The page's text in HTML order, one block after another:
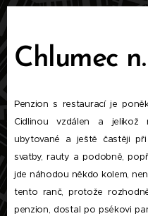
Chlumec
Penzion s restaurací je
Cidlinou vzdálen a
ubytované a ještě častěji
svatby, rauty a podobně,
jde náhodou někdo kolem,
tento ranč, protože
penzion, dostal po psékovi